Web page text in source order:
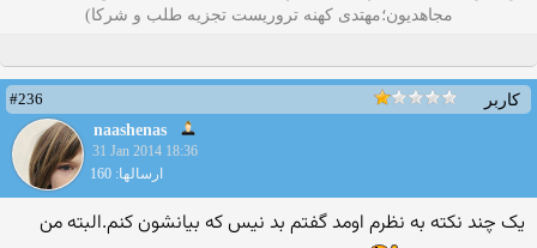
مجاهدیون؛مهتدی کهنه تروریست تجزیه طلب و شرکا)
کاربر
#236
naashenas
31 Jan 2014 18:36
ارسالها: 160
یک چند نکته به نظرم اومد گفتم بد نیس که بیانشون کنم.البته من